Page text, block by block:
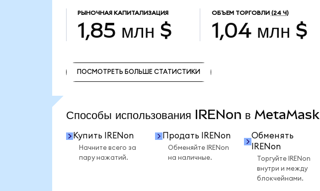
РЫНОЧНАЯ КАПИТАЛИЗАЦИЯ
1,85 млн $
ОБЪЕМ ТОРГОВЛИ (24 Ч)
1,04 млн $
ПОСМОТРЕТЬ БОЛЬШЕ СТАТИСТИКИ
Способы использования IRENon в MetaMask
Купить IRENon
Начните всего за
пару нажатий.
Продать IRENon
Обменяйте IRENon
на наличные.
Обменять
IRENon
Торгуйте IRENon
внутри и между
блокчейнами.